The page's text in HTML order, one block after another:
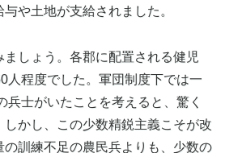
や土地が支給されました。
しょう。各郡に配置される健児
人程度でした。軍団制度下では一
兵士がいたことを考えると、驚く
かし、この少数精鋭主義こそが改
訓練不足の農民兵よりも、少数の